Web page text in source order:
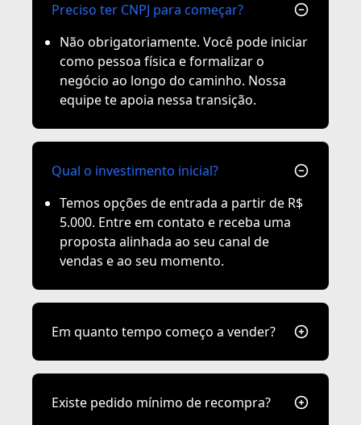
Preciso ter CNPJ para começar?
Não obrigatoriamente. Você pode iniciar
como pessoa física e formalizar o
negócio ao longo do caminho. Nossa
equipe te apoia nessa transição.
Qual o investimento inicial?
Temos opções de entrada a partir de R$
5.000. Entre em contato e receba uma
proposta alinhada ao seu canal de
vendas e ao seu momento.
Em quanto tempo começo a vender?
Existe pedido mínimo de recompra?